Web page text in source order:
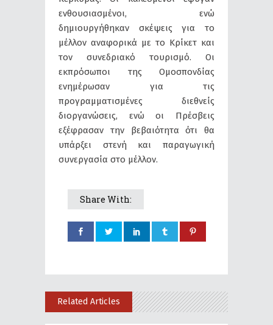
ενθουσιασμένοι, ενώ
δημιουργήθηκαν σκέψεις για το
μέλλον αναφορικά με το Κρίκετ και
τον συνεδριακό τουρισμό. Οι
εκπρόσωποι της Ομοσπονδίας
ενημέρωσαν για τις
προγραμματισμένες διεθνείς
διοργανώσεις, ενώ οι Πρέσβεις
εξέφρασαν την βεβαιότητα ότι θα
υπάρξει στενή και παραγωγική
συνεργασία στο μέλλον.
Share With:
Related Articles